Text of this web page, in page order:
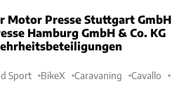
Motor Presse Stuttgart GmbH
Hamburg GmbH & Co. KG
Sport BikeX Caravaning Cavallo